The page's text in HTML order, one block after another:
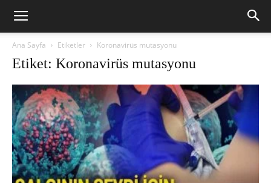
Ana Sayfa Etiketler Koronavirüs mutasyonu
Etiket: Koronavirüs mutasyonu